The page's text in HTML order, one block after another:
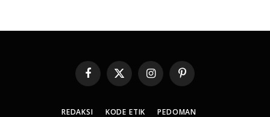
Facebook
X
(Twitter)
InstagramPinterest
REDAKSI KODE ETIK PEDOMAN